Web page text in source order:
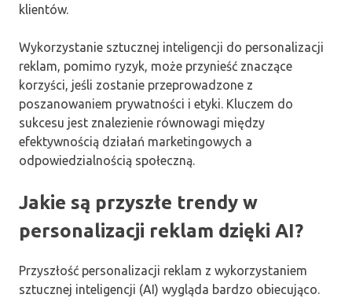
klientów.
Wykorzystanie sztucznej inteligencji do personalizacji
reklam, pomimo ryzyk, może przynieść znaczące
korzyści, jeśli zostanie przeprowadzone z
poszanowaniem prywatności i etyki. Kluczem do
sukcesu jest znalezienie równowagi między
efektywnością działań marketingowych a
odpowiedzialnością społeczną.
Jakie są przyszłe trendy w
personalizacji reklam dzięki AI?
Przyszłość personalizacji reklam z wykorzystaniem
sztucznej inteligencji (AI) wygląda bardzo obiecująco.